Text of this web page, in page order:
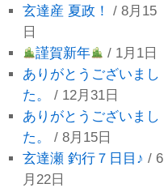
玄達産 夏政！
/ 8月15
日
謹賀新年
/ 1月1日
ありがとうございまし
た。
/ 12月31日
ありがとうございまし
た。
/ 8月15日
玄達瀬 釣行７日目♪ / 6
月22日